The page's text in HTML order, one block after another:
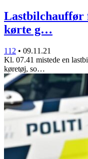
Lastbilchauffør
kørte g…
112 • 09.11.21
Kl. 07.41 mistede en
køretøj, so…